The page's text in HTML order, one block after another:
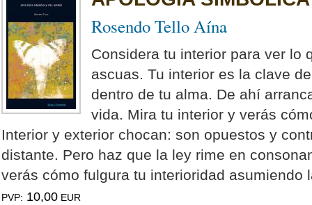
Rosendo Tello Aína
Considera tu interior para ver lo
ascuas. Tu interior es la clave
dentro de tu alma. De ahí
vida. Mira tu interior y verás
Interior y exterior chocan: son opuestos y
distante. Pero haz que la ley rime en
verás cómo fulgura tu interioridad asumiendo
PVP: 10,00 EUR